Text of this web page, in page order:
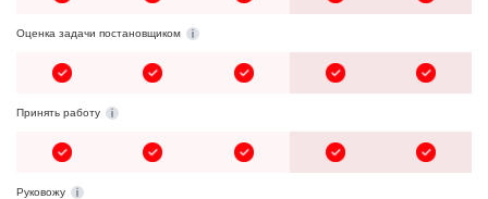
Оценка задачи постановщиком
Принять работу
Руковожу